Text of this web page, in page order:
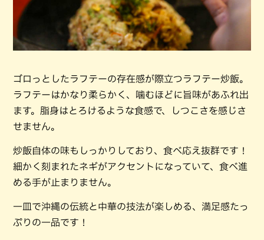
ゴロっとしたラフテーの存在感が際立つラフテー炒飯。
ラフテーはかなり柔らかく、噛むほどに旨味があふれ出
ます。脂身はとろけるような食感で、しつこさを感じさ
せません。
炒飯自体の味もしっかりしており、食べ応え抜群です！
細かく刻まれたネギがアクセントになっていて、食べ進
める手が止まりません。
一皿で沖縄の伝統と中華の技法が楽しめる、満足感たっ
ぷりの一品です！